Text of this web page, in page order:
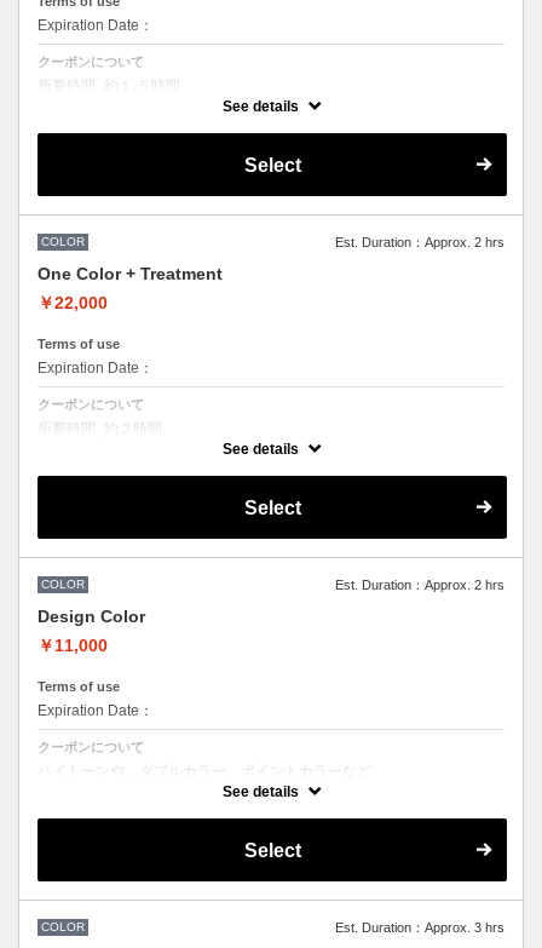
Expiration Date：
クーポンについて
所要時間_約１.５時間
単色カラーリング＋シャンプースタイリング込み
●髪の長さにより別途ロング料金を頂戴いたします。
の方は別メニューをお選びください。
See details
Select
COLOR Est. Duration：Approx. 2 hrs
One Color + Treatment
￥22,000
Terms of use
Expiration Date：
クーポンについて
所要時間_約２時間
シャンプースタイリング込み
トリートメントは髪質に合わせてご提案させていただいておりますの
●ハイライト、ブリーチ、ポイントカラーなどデザインカラーをご希望
●髪の長さにより別途ロング料金を頂戴いたします。
●担当者により指名料がかかるため料金が異なります。
See details
Select
COLOR Est. Duration：Approx. 2 hrs
Design Color
￥11,000
Terms of use
Expiration Date：
クーポンについて
ハイトーンや、ダブルカラー、ポイントカラーなど
特殊な色味（ブリーチ施術なし）をご希望の方向けです。
お願いしております。
●ワンカラーの基本料金で表示されておりますが、
●髪の長さにより別途ロング料金を頂戴いたします。
●お時間、選択メニューがわからないなどのご不明な点がある場合、お
●担当者により指名料がかかるため料金が異なります。
See details
Select
COLOR Est. Duration：Approx. 3 hrs